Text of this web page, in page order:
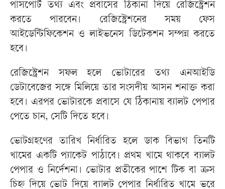
পাসপোর্ট তথ্য এবং প্রবাসের ঠিকানা দিয়ে রেজিস্ট্রেশন
করতে পারবেন। রেজিস্ট্রেশনের সময় ফেস
আইডেন্টিফিকেশন ও লাইভনেস ডিটেকশন সম্পন্ন করতে
হবে।
রেজিস্ট্রেশন সফল হলে ভোটারের তথ্য এনআইডি
ডেটাবেজের সঙ্গে মিলিয়ে তার সংসদীয় আসন শনাক্ত করা
হবে। এরপর ভোটারকে প্রবাসে যে ঠিকানায় ব্যালট পেপার
পেতে চান, সেটি দিতে হবে।
ভোটগ্রহণের তারিখ নির্ধারিত হলে ডাক বিভাগ তিনটি
খামের একটি প্যাকেট পাঠাবে। প্রথম খামে থাকবে ব্যালট
পেপার ও নির্দেশনা। ভোটার প্রতীকের পাশে টিক বা ক্রস
চিহ্ন দিয়ে ভোট দিয়ে ব্যালট পেপার নির্ধারিত খামে ভরে